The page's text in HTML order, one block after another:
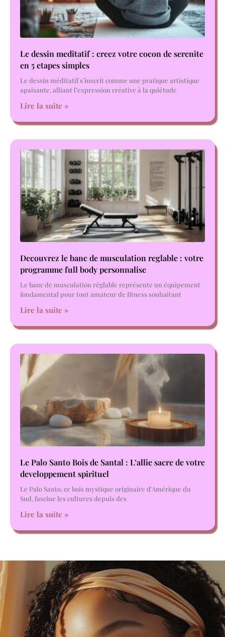
Le dessin meditatif : creez votre cocon de serenite
en 5 etapes simples
Le dessin méditatif s’inscrit comme une pratique artistique
apaisante, alliant l’expression créative à la quiétude
Lire la suite »
Decouvrez le banc de musculation reglable : votre
programme full body personnalise
Le banc de musculation réglable représente un équipement
fondamental pour tout amateur de fitness souhaitant
Lire la suite »
Le Palo Santo Bois de Santal : L’allie sacre de votre
developpement spirituel
Le Palo Santo, ce bois mystique originaire d'Amérique du
Sud, fascine les cultures depuis des
Lire la suite »